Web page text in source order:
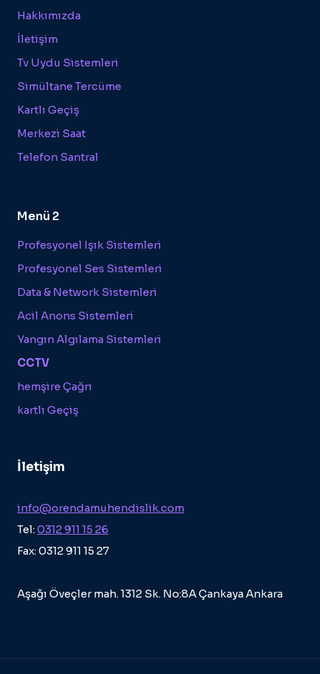
Hakkımızda
İletişim
Tv Uydu Sistemleri
Simültane Tercüme
Kartlı Geçiş
Merkezi Saat
Telefon Santral
Menü 2
Profesyonel Işık Sistemleri
Profesyonel Ses Sistemleri
Data & Network Sistemleri
Acil Anons Sistemleri
Yangın Algılama Sistemleri
CCTV
hemşire Çağrı
kartlı Geçiş
İletişim
info@orendamuhendislik.com
Tel:0312 911 15 26
Fax: 0312 911 15 27
Aşağı Öveçler mah. 1312 Sk. No:8A Çankaya Ankara